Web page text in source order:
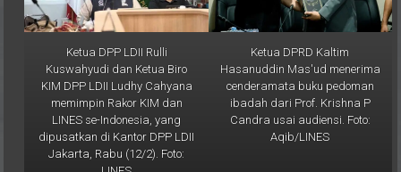
Ketua DPP LDII Rulli
Kuswahyudi dan Ketua Biro
KIM DPP LDII Ludhy Cahyana
memimpin Rakor KIM dan
LINES se-Indonesia, yang
dipusatkan di Kantor DPP LDII
Jakarta, Rabu (12/2). Foto:
LINES
Ketua DPRD Kaltim
Hasanuddin Mas'ud menerima
cenderamata buku pedoman
ibadah dari Prof. Krishna P
Candra usai audiensi. Foto:
Aqib/LINES